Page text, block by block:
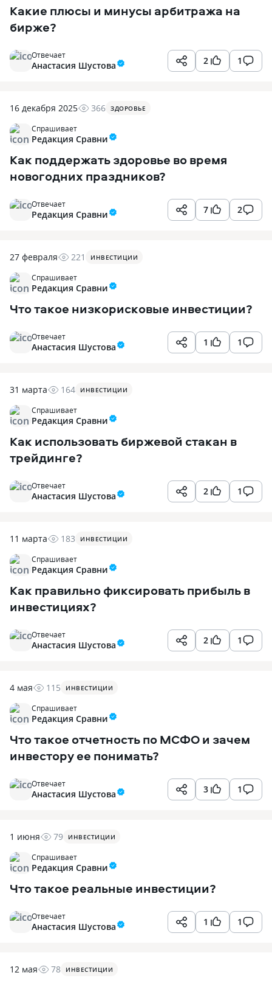
Какие плюсы и минусы арбитража на
бирже?
2 1
Отвечает
Анастасия Шустова
16 декабря 2025 366 ЗДОРОВЬЕ
Спрашивает
Редакция Сравни
Как поддержать здоровье во время
новогодних праздников?
7 2
Отвечает
Редакция Сравни
27 февраля 221 ИНВЕСТИЦИИ
Спрашивает
Редакция Сравни
Что такое низкорисковые инвестиции?
1 1
Отвечает
Анастасия Шустова
31 марта 164 ИНВЕСТИЦИИ
Спрашивает
Редакция Сравни
Как использовать биржевой стакан в
трейдинге?
2 1
Отвечает
Анастасия Шустова
11 марта 183 ИНВЕСТИЦИИ
Спрашивает
Редакция Сравни
Как правильно фиксировать прибыль в
инвестициях?
2 1
Отвечает
Анастасия Шустова
4 мая 115 ИНВЕСТИЦИИ
Спрашивает
Редакция Сравни
Что такое отчетность по МСФО и зачем
инвестору ее понимать?
3 1
Отвечает
Анастасия Шустова
1 июня 79 ИНВЕСТИЦИИ
Спрашивает
Редакция Сравни
Что такое реальные инвестиции?
1 1
Отвечает
Анастасия Шустова
12 мая 78 ИНВЕСТИЦИИ